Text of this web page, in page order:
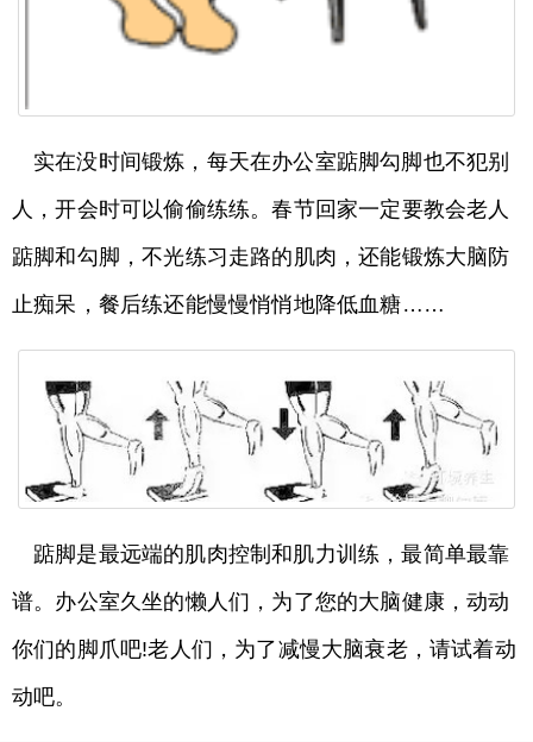
实在没时间锻炼，每天在办公室踮脚勾脚也不犯别
人，开会时可以偷偷练练。春节回家一定要教会老人
踮脚和勾脚，不光练习走路的肌肉，还能锻炼大脑防
止痴呆，餐后练还能慢慢悄悄地降低血糖……
踮脚是最远端的肌肉控制和肌力训练，最简单最靠
谱。办公室久坐的懒人们，为了您的大脑健康，动动
你们的脚爪吧!老人们，为了减慢大脑衰老，请试着动
动吧。